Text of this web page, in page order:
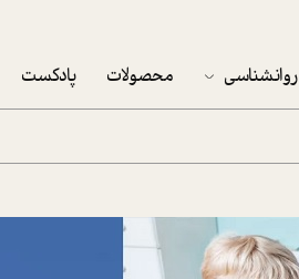
روانشناسی محصولات پادکست